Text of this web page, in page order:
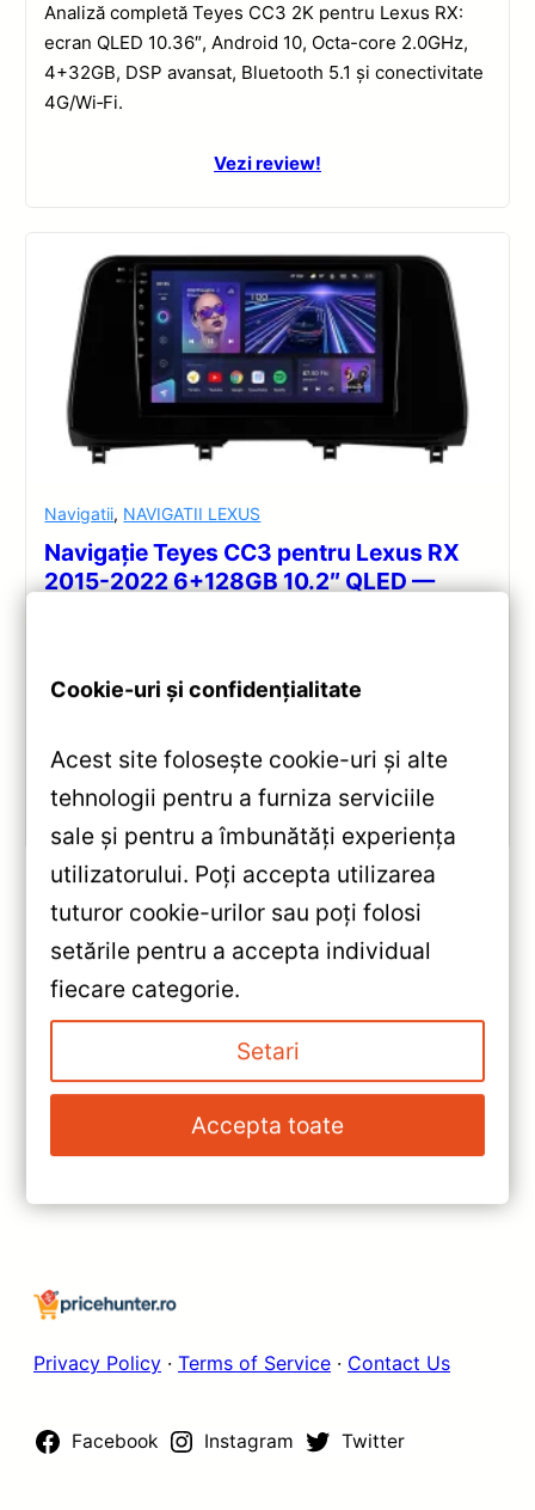
Analiză completă Teyes CC3 2K pentru Lexus RX:
ecran QLED 10.36″, Android 10, Octa-core 2.0GHz,
4+32GB, DSP avansat, Bluetooth 5.1 și conectivitate
4G/Wi‑Fi.
Vezi review!
Navigatii, NAVIGATII LEXUS
Navigație Teyes CC3 pentru Lexus RX
2015-2022 6+128GB 10.2″ QLED —
Analiză completă Teyes CC3 pentru Lexus RX:
10.2″, DSP audio și conectivitate 4G/Wi‑Fi.
Vezi review!
« Navigație Auto Teyes X1 WiFi
pentru Dacia Sandero 3 —
Caracteristici, Păreri & Preț
Actualizat
»
Navigație Auto CC3 2K Dacia
Logan 3 2021-2024 — Teyes —
Recomandări
Privacy Policy · Terms of Service · Contact Us
Facebook Instagram Twitter
Cookie-uri și confidențialitate
Acest site folosește cookie-uri și alte
tehnologii pentru a furniza serviciile
sale și pentru a îmbunătăți experiența
utilizatorului. Poți accepta utilizarea
tuturor cookie-urilor sau poți folosi
setările pentru a accepta individual
fiecare categorie.
Setari
Accepta toate